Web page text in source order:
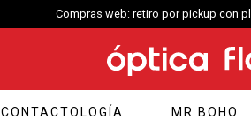
Compras web: retiro por pickup con
CONTACTOLOGÍA MR BOHO